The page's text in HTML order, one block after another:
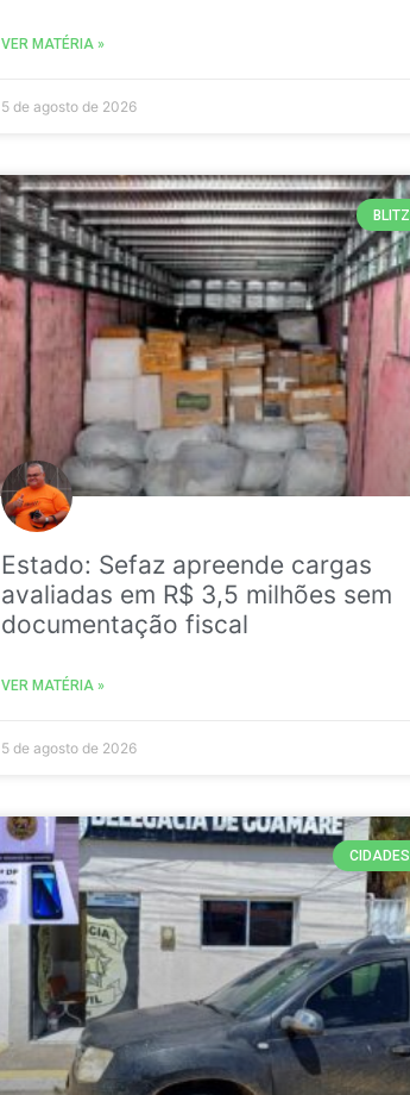
VER MATÉRIA »
5 de agosto de 2026
BLITZ
Estado: Sefaz apreende cargas
avaliadas em R$ 3,5 milhões sem
documentação fiscal
VER MATÉRIA »
5 de agosto de 2026
CIDADES